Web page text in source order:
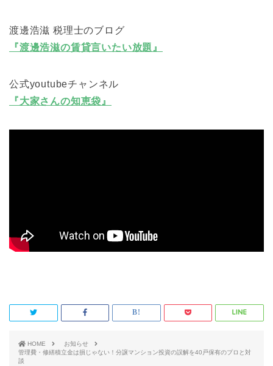
渡邊浩滋 税理士のブログ
『渡邊浩滋の賃貸言いたい放題』
公式youtubeチャンネル
『大家さんの知恵袋』
HOME
お知らせ
管理費・修繕積立金は損じゃない！分譲マンション投資の誤解を40戸保有のプロと対
談